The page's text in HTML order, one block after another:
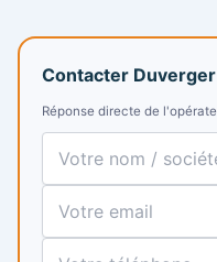
Contacter
Réponse directe de